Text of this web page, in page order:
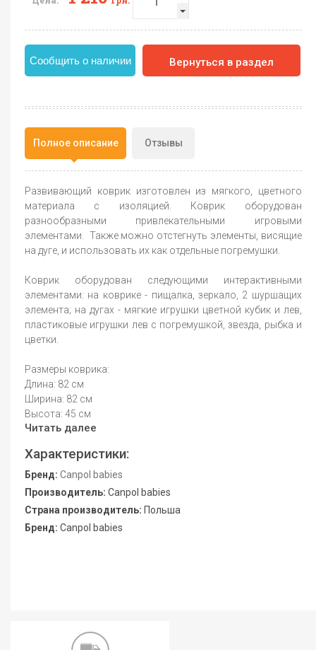
Сообщить о наличии Вернуться в раздел
Полное описание Отзывы
Развивающий коврик изготовлен из мягкого, цветного
материала с изоляцией. Коврик оборудован
разнообразными привлекательными игровыми
элементами. Также можно отстегнуть элементы, висящие
на дуге, и использовать их как отдельные погремушки.
Коврик оборудован следующими интерактивными
элементами: на коврике - пищалка, зеркало, 2 шуршащих
элемента; на дугах - мягкие игрушки цветной кубик и лев,
пластиковые игрушки лев с погремушкой, звезда, рыбка и
цветки.
Размеры коврика:
Длина: 82 см
Ширина: 82 см
Высота: 45 см
Читать далее
Характеристики:
Бренд: Canpol babies
Производитель: Canpol babies
Страна производитель: Польша
Бренд: Canpol babies